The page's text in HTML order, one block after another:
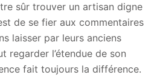
sûr trouver un artisan digne
de se fier aux commentaires
laisser par leurs anciens
regarder l’étendue de son
fait toujours la différence.